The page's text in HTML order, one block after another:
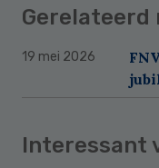
Gerelateerd
19 mei 2026
Interessant